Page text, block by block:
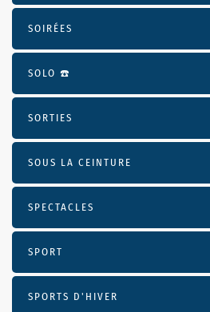
SOIRÉES
SOLO ☎️
SORTIES
SOUS LA CEINTURE
SPECTACLES
SPORT
SPORTS D'HIVER